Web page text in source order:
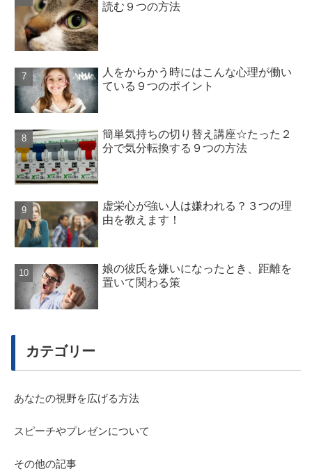
読む９つの方法
人をからかう時にはこんな心理が働い
ている９つのポイント
簡単気持ちの切り替え講座☆たった２
分で気分転換する９つの方法
虚栄心が強い人は嫌われる？３つの理
由を教えます！
娘の彼氏を嫌いになったとき、距離を
置いて関わる策
カテゴリー
あなたの視野を広げる方法
スピーチやプレゼンについて
その他の記事